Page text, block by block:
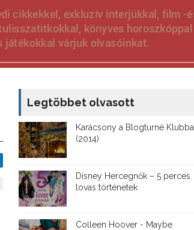
Legtöbbet olvasott
Karácsony a Blogturné Klubbal
(2014)
Disney ​Hercegnők – 5 perces
lovas történetek
Colleen Hoover - Maybe